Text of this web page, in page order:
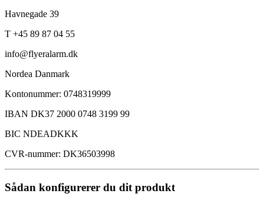
Havnegade 39
T +45 89 87 04 55
info@flyeralarm.dk
Nordea Danmark
Kontonummer: 0748319999
IBAN DK37 2000 0748 3199 99
BIC NDEADKKK
CVR-nummer: DK36503998
Sådan konfigurerer du dit produkt